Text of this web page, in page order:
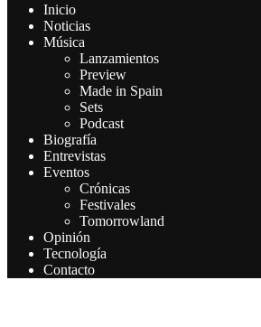
Inicio
Noticias
Música
Lanzamientos
Preview
Made in Spain
Sets
Podcast
Biografía
Entrevistas
Eventos
Crónicas
Festivales
Tomorrowland
Opinión
Tecnología
Contacto